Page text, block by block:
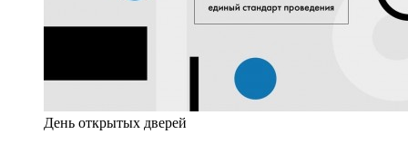
День открытых дверей